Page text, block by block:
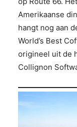
Amerikaanse
hangt nog aan
World’s Best
origineel uit de
Collignon